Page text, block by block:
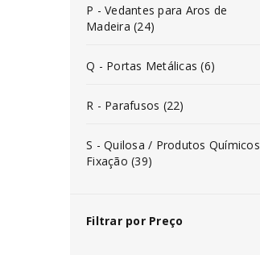
P - Vedantes para Aros de
Madeira (24)
Q - Portas Metálicas (6)
R - Parafusos (22)
S - Quilosa / Produtos Químicos
Fixação (39)
Filtrar por Preço